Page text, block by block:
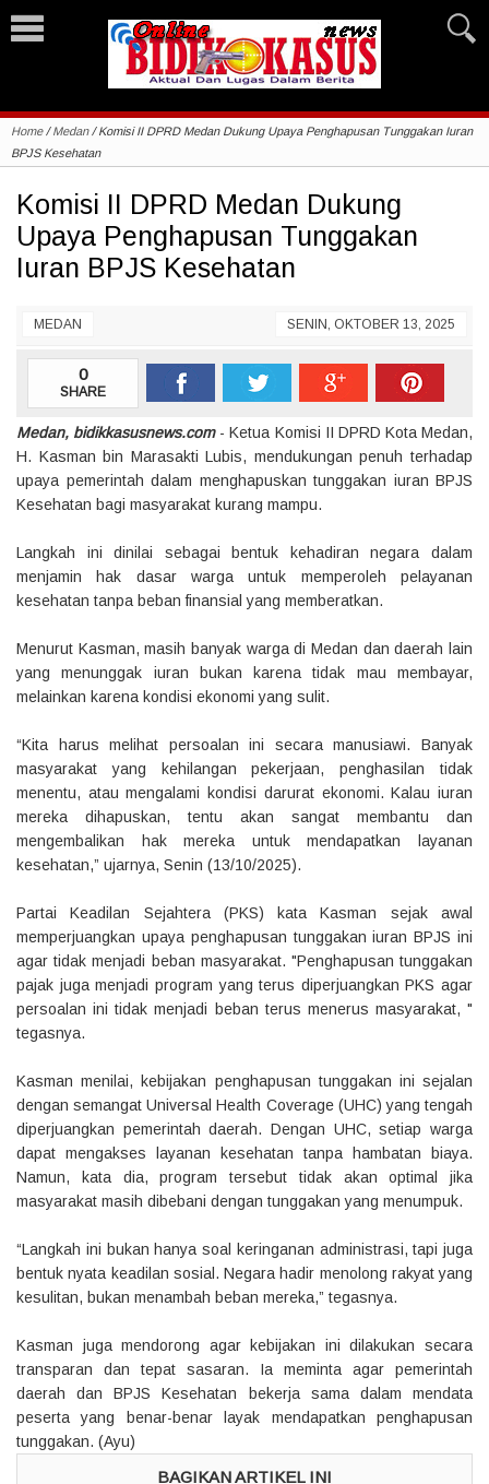
Home/Medan/Komisi II DPRD Medan Dukung Upaya Penghapusan Tunggakan Iuran
BPJS Kesehatan
Komisi II DPRD Medan Dukung
Upaya Penghapusan Tunggakan
Iuran BPJS Kesehatan
MEDAN SENIN, OKTOBER 13, 2025
0
SHARE
Medan, bidikkasusnews.com - Ketua Komisi II DPRD Kota Medan,
H. Kasman bin Marasakti Lubis, mendukungan penuh terhadap
upaya pemerintah dalam menghapuskan tunggakan iuran BPJS
Kesehatan bagi masyarakat kurang mampu.
Langkah ini dinilai sebagai bentuk kehadiran negara dalam
menjamin hak dasar warga untuk memperoleh pelayanan
kesehatan tanpa beban finansial yang memberatkan.
Menurut Kasman, masih banyak warga di Medan dan daerah lain
yang menunggak iuran bukan karena tidak mau membayar,
melainkan karena kondisi ekonomi yang sulit.
“Kita harus melihat persoalan ini secara manusiawi. Banyak
masyarakat yang kehilangan pekerjaan, penghasilan tidak
menentu, atau mengalami kondisi darurat ekonomi. Kalau iuran
mereka dihapuskan, tentu akan sangat membantu dan
mengembalikan hak mereka untuk mendapatkan layanan
kesehatan,” ujarnya, Senin (13/10/2025).
Partai Keadilan Sejahtera (PKS) kata Kasman sejak awal
memperjuangkan upaya penghapusan tunggakan iuran BPJS ini
agar tidak menjadi beban masyarakat. "Penghapusan tunggakan
pajak juga menjadi program yang terus diperjuangkan PKS agar
persoalan ini tidak menjadi beban terus menerus masyarakat, "
tegasnya.
Kasman menilai, kebijakan penghapusan tunggakan ini sejalan
dengan semangat Universal Health Coverage (UHC) yang tengah
diperjuangkan pemerintah daerah. Dengan UHC, setiap warga
dapat mengakses layanan kesehatan tanpa hambatan biaya.
Namun, kata dia, program tersebut tidak akan optimal jika
masyarakat masih dibebani dengan tunggakan yang menumpuk.
“Langkah ini bukan hanya soal keringanan administrasi, tapi juga
bentuk nyata keadilan sosial. Negara hadir menolong rakyat yang
kesulitan, bukan menambah beban mereka,” tegasnya.
Kasman juga mendorong agar kebijakan ini dilakukan secara
transparan dan tepat sasaran. Ia meminta agar pemerintah
daerah dan BPJS Kesehatan bekerja sama dalam mendata
peserta yang benar-benar layak mendapatkan penghapusan
tunggakan. (Ayu)